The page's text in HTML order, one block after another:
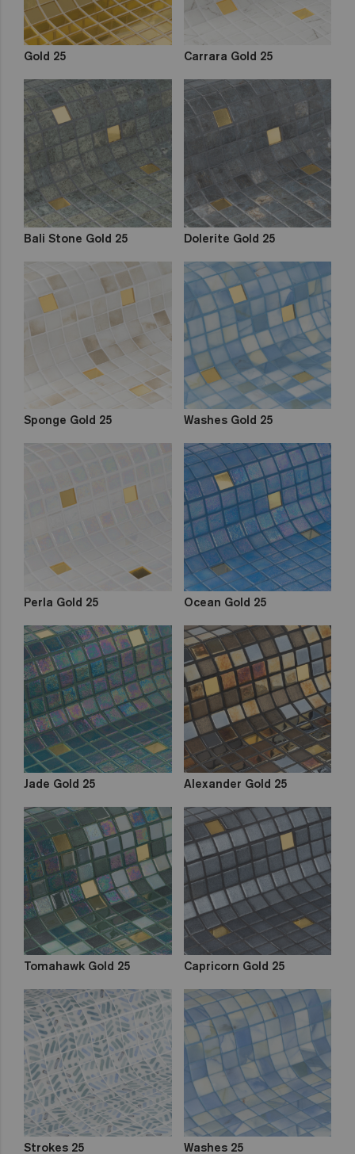
Gold 25 Carrara Gold 25
Bali Stone Gold 25 Dolerite Gold 25
Sponge Gold 25 Washes Gold 25
Perla Gold 25 Ocean Gold 25
Jade Gold 25 Alexander Gold 25
Tomahawk Gold 25 Capricorn Gold 25
Strokes 25 Washes 25